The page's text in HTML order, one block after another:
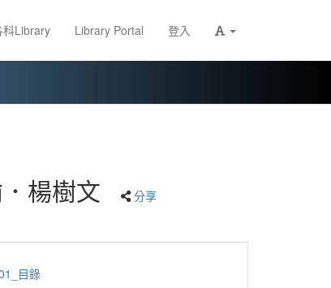
科Library Library Portal 登入
楊樹文 分享
目錄